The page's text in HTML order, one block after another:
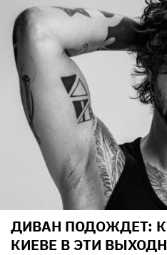
ДИВАН ПОДОЖДЕТ:
КИЕВЕ В ЭТИ